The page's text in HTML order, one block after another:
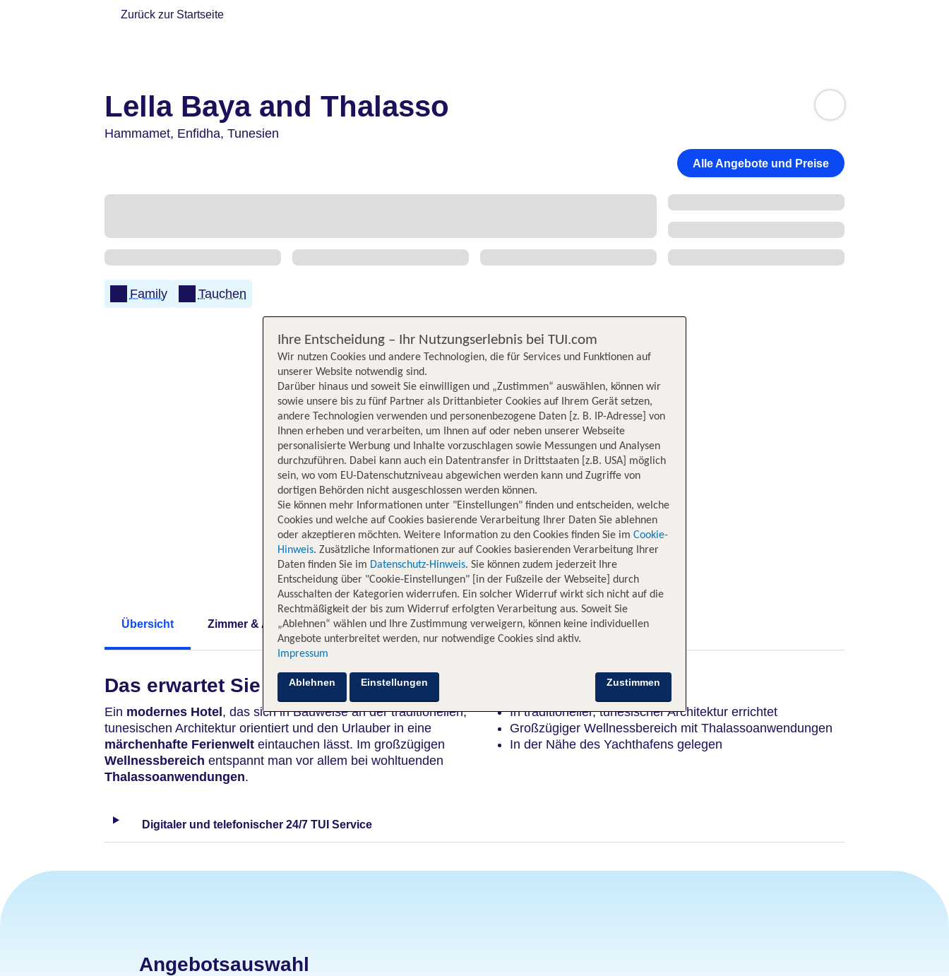
Zurück zur Startseite
Lella Baya and Thalasso
Hammamet, Enfidha, Tunesien
Alle Angebote und Preise
Family Tauchen
Übersicht Zimmer & Angebote Hotelinformationen Lage Bewertungen
Das erwartet Sie
Ein modernes Hotel , das sich in Bauweise an der traditionellen,
tunesischen Architektur orientiert und den Urlauber in eine
märchenhafte Ferienwelt eintauchen lässt. Im großzügigen
Wellnessbereich entspannt man vor allem bei wohltuenden
Thalassoanwendungen.
In traditioneller, tunesischer Architektur errichtet
Großzügiger Wellnessbereich mit Thalassoanwendungen
In der Nähe des Yachthafens gelegen
Digitaler und telefonischer 24/7 TUI Service
Angebotsauswahl
Ihre Entscheidung – Ihr Nutzungserlebnis bei TUI.com
Wir nutzen Cookies und andere Technologien, die für Services und Funktionen auf
unserer Website notwendig sind.
Darüber hinaus und soweit Sie einwilligen und „Zustimmen“ auswählen, können wir
sowie unsere bis zu fünf Partner als Drittanbieter Cookies auf Ihrem Gerät setzen,
andere Technologien verwenden und personenbezogene Daten [z. B. IP-Adresse] von
Ihnen erheben und verarbeiten, um Ihnen auf oder neben unserer Webseite
personalisierte Werbung und Inhalte vorzuschlagen sowie Messungen und Analysen
durchzuführen. Dabei kann auch ein Datentransfer in Drittstaaten [z.B. USA] möglich
sein, wo vom EU-Datenschutzniveau abgewichen werden kann und Zugriffe von
dortigen Behörden nicht ausgeschlossen werden können.
Sie können mehr Informationen unter "Einstellungen" finden und entscheiden, welche
Cookies und welche auf Cookies basierende Verarbeitung Ihrer Daten Sie ablehnen
oder akzeptieren möchten. Weitere Information zu den Cookies finden Sie im Cookie-
Hinweis. Zusätzliche Informationen zur auf Cookies basierenden Verarbeitung Ihrer
Daten finden Sie im Datenschutz-Hinweis. Sie können zudem jederzeit Ihre
Entscheidung über "Cookie-Einstellungen" [in der Fußzeile der Webseite] durch
Ausschalten der Kategorien widerrufen. Ein solcher Widerruf wirkt sich nicht auf die
Rechtmäßigkeit der bis zum Widerruf erfolgten Verarbeitung aus. Soweit Sie
„Ablehnen“ wählen und Ihre Zustimmung verweigern, können keine individuellen
Angebote unterbreitet werden, nur notwendige Cookies sind aktiv.
Impressum
Zustimmen
Ablehnen Einstellungen